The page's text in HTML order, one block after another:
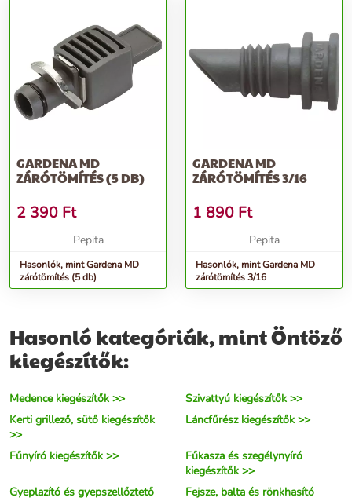
GARDENA MD
ZÁRÓTÖMÍTÉS (5 DB)
2 390 Ft
Pepita
Hasonlók, mint Gardena MD
zárótömítés (5 db)
GARDENA MD
ZÁRÓTÖMÍTÉS 3/16
1 890 Ft
Pepita
Hasonlók, mint Gardena MD
zárótömítés 3/16
Hasonló kategóriák, mint Öntöző
kiegészítők:
Medence kiegészítők >>
Szivattyú kiegészítők >>
Kerti grillező, sütő kiegészítők
>>
Láncfűrész kiegészítők >>
Fűnyíró kiegészítők >>
Fűkasza és szegélynyíró
kiegészítők >>
Gyeplazító és gyepszellőztető
Fejsze, balta és rönkhasító